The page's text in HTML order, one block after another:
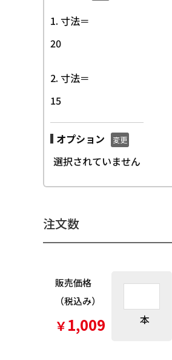
1. 寸法＝
20
2. 寸法＝
15
オプション 変更
選択されていません
注文数
販売価格
（税込み）
￥1,009 本